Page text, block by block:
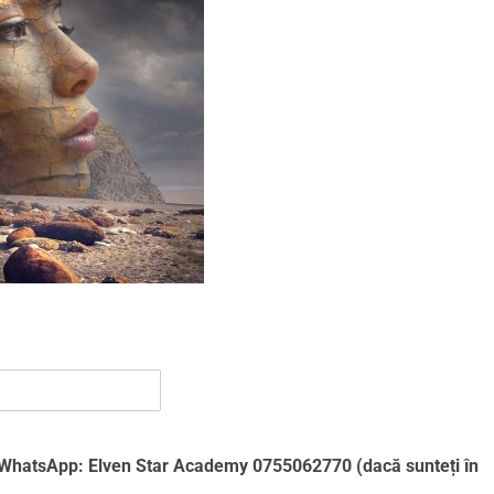
Elven Star Academy 0755062770 (dacă sunteți în